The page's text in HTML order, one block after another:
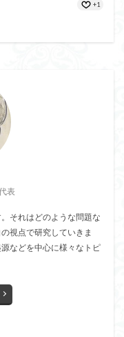
+1
表
それはどのような問題な
視点で研究していきま
などを中心に様々なトピ